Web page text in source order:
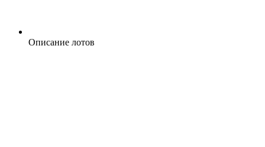
Описание лотов